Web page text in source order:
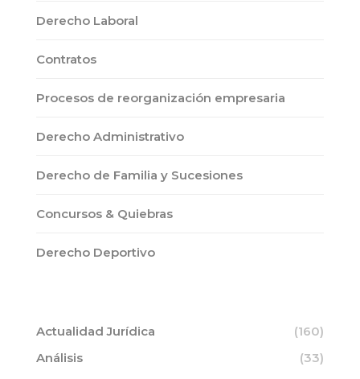
Derecho Laboral
Contratos
Procesos de reorganización empresaria
Derecho Administrativo
Derecho de Familia y Sucesiones
Concursos & Quiebras
Derecho Deportivo
Actualidad Jurídica
(160)
Análisis
(33)